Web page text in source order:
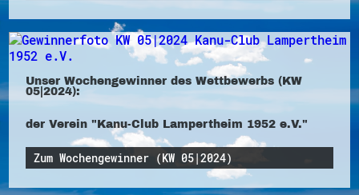
Unser Wochengewinner des Wettbewerbs (KW
05|2024):
der Verein "Kanu-Club Lampertheim 1952 e.V."
Zum Wochengewinner (KW 05|2024)